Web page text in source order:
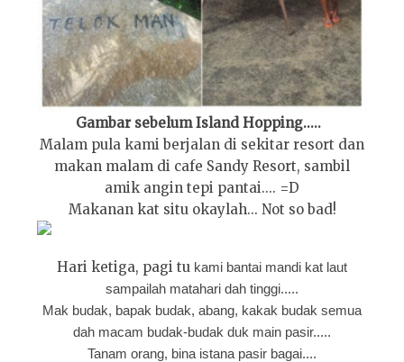
Gambar sebelum Island Hopping.....
Malam pula kami berjalan di sekitar resort dan
makan malam di cafe Sandy Resort, sambil
amik angin tepi pantai.... =D
Makanan kat situ okaylah... Not so bad!
Hari ketiga, pagi tu kami bantai mandi kat laut
sampailah matahari dah tinggi.....
Mak budak, bapak budak, abang, kakak budak semua
dah macam budak-budak duk main pasir.....
Tanam orang, bina istana pasir bagai....